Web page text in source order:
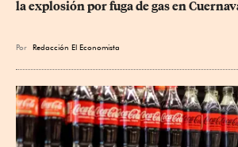
la explosión por fuga de gas en
Por Redacción El Economista